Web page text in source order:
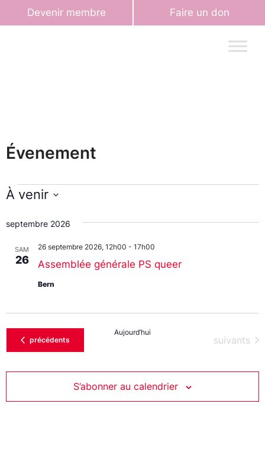
Devenir membre Faire un don
Évenement
À venir
une
date.
septembre 2026
SAM
26 Assemblée générale PS queer
26 septembre 2026, 12h00 - 17h00
Bern
Évènements
précédents
Aujourd’hui
suivants
S’abonner au calendrier